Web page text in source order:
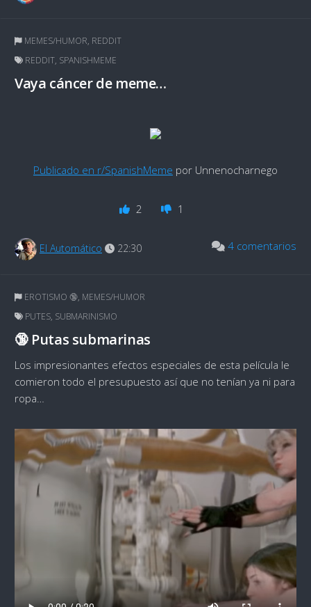
MEMES/HUMOR, REDDIT
REDDIT, SPANISHMEME
Vaya cáncer de meme…
Publicado en r/SpanishMeme por Unnenocharnego
2 1
El Automático 22:30 4 comentarios
EROTISMO 🔞, MEMES/HUMOR
PUTES, SUBMARINISMO
🔞 Putas submarinas
Los impresionantes efectos especiales de esta película le
comieron todo el presupuesto así que no tenían ya ni para
ropa…